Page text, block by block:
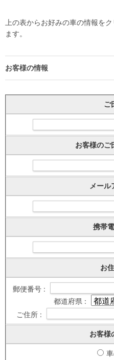
上の表からお好みの車の情報を
ます。
お客様の情報
ご
お客様のご
メール
携帯
お
郵便番号 :
都道府県 :
ご住所 :
お客様